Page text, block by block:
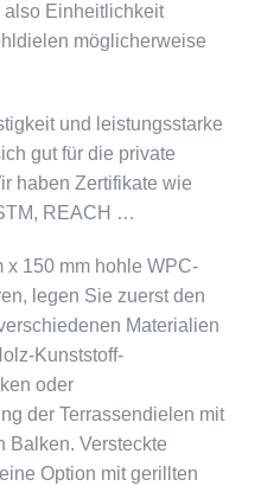
Einheitlichkeit
möglicherweise
und leistungsstarke
gut für die private
haben Zertifikate wie
REACH …
x 150 mm hohle WPC-
legen Sie zuerst den
Materialien
Kunststoff-
oder
der Terrassendielen mit
Balken. Versteckte
Option mit gerillten